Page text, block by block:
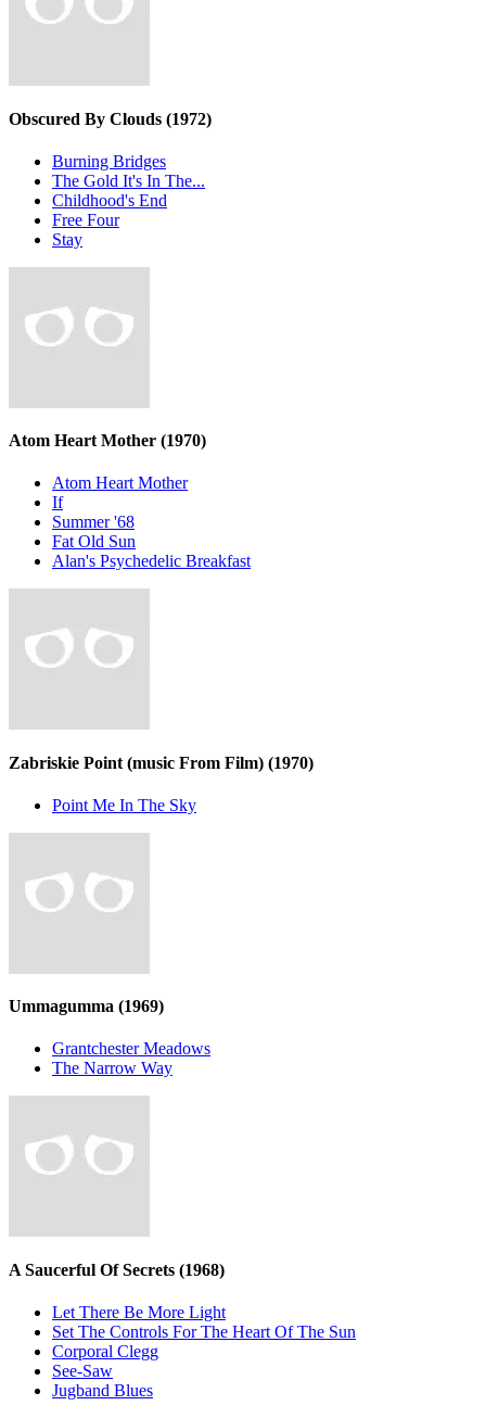
Obscured By Clouds (1972)
Burning Bridges
The Gold It's In The...
Childhood's End
Free Four
Stay
Atom Heart Mother (1970)
Atom Heart Mother
If
Summer '68
Fat Old Sun
Alan's Psychedelic Breakfast
Zabriskie Point (music From Film) (1970)
Point Me In The Sky
Ummagumma (1969)
Grantchester Meadows
The Narrow Way
A Saucerful Of Secrets (1968)
Let There Be More Light
Set The Controls For The Heart Of The Sun
Corporal Clegg
See-Saw
Jugband Blues